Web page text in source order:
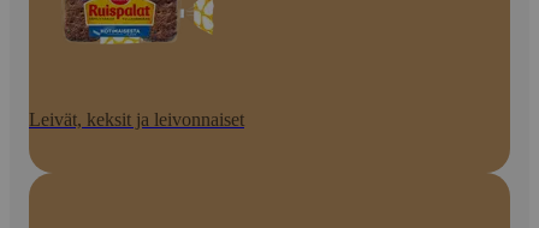
Leivät, keksit ja leivonnaiset